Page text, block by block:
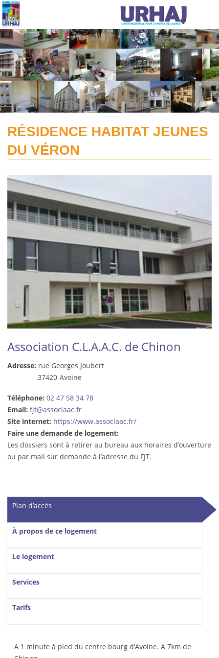
Aller au contenu principal
RÉSIDENCE HABITAT JEUNES
DU VÉRON
Association C.L.A.A.C. de Chinon
Adresse: rue Georges Joubert
37420 Avoine
Téléphone: 02 47 58 34 78
Email: fjt@assoclaac.fr
Site internet: https://www.assoclaac.fr/
Faire une demande de logement:
Les dossiers sont à retirer au bureau aux horaires d’ouverture
ou par mail sur demande à l’adresse du FJT.
Vertical Tabs
Plan d’accès
À propos de ce logement
Le logement
Services
Tarifs
A 1 minute à pied du centre bourg d’Avoine. A 7km de